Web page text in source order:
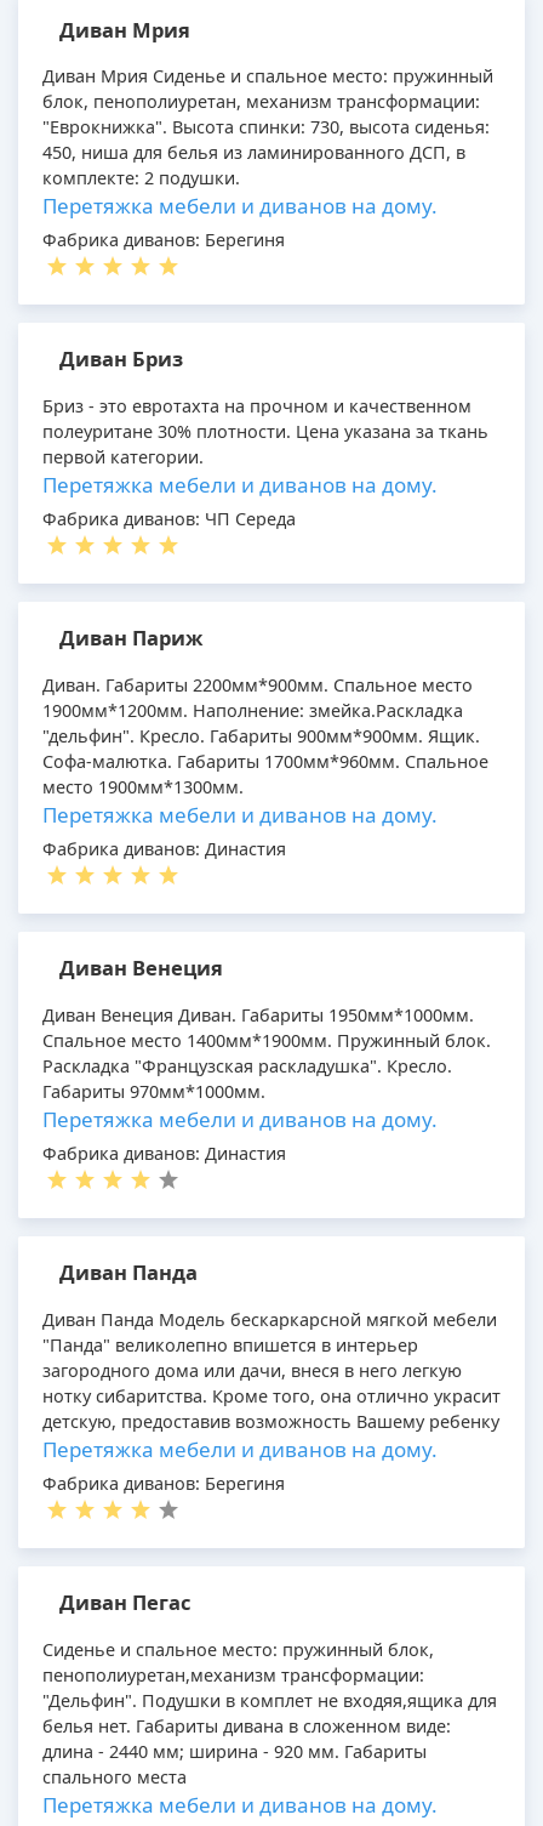
Диван Мрия
Диван Мрия Сиденье и спальное место: пружинный
блок, пенополиуретан, механизм трансформации:
"Еврокнижка". Высота спинки: 730, высота сиденья:
450, ниша для белья из ламинированного ДСП, в
комплекте: 2 подушки.
Перетяжка мебели и диванов на дому.
Фабрика диванов: Берегиня
Диван Бриз
Бриз - это евротахта на прочном и качественном
полеуритане 30% плотности. Цена указана за ткань
первой категории.
Перетяжка мебели и диванов на дому.
Фабрика диванов: ЧП Середа
Диван Париж
Диван. Габариты 2200мм*900мм. Спальное место
1900мм*1200мм. Наполнение: змейка.Раскладка
"дельфин". Кресло. Габариты 900мм*900мм. Ящик.
Софа-малютка. Габариты 1700мм*960мм. Спальное
место 1900мм*1300мм.
Перетяжка мебели и диванов на дому.
Фабрика диванов: Династия
Диван Венеция
Диван Венеция Диван. Габариты 1950мм*1000мм.
Спальное место 1400мм*1900мм. Пружинный блок.
Раскладка "Французская раскладушка". Кресло.
Габариты 970мм*1000мм.
Перетяжка мебели и диванов на дому.
Фабрика диванов: Династия
Диван Панда
Диван Панда Модель бескаркарсной мягкой мебели
"Панда" великолепно впишется в интерьер
загородного дома или дачи, внеся в него легкую
нотку сибаритства. Кроме того, она отлично украсит
детскую, предоставив возможность Вашему ребенку
Перетяжка мебели и диванов на дому.
Фабрика диванов: Берегиня
Диван Пегас
Сиденье и спальное место: пружинный блок,
пенополиуретан,механизм трансформации:
"Дельфин". Подушки в комплет не входяя,ящика для
белья нет. Габариты дивана в сложенном виде:
длина - 2440 мм; ширина - 920 мм. Габариты
спального места
Перетяжка мебели и диванов на дому.